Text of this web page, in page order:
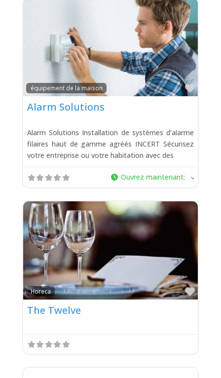
équipement de la maison
Alarm Solutions
Alarm Solutions Installation de systèmes d’alarme
filaires haut de gamme agréés INCERT Sécurisez
votre entreprise ou votre habitation avec des
Ouvrez maintenant:
Horeca
The Twelve